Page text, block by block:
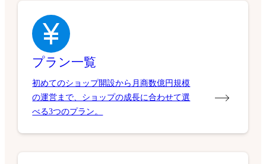
プラン一覧
初めてのショップ開設から月商数億円規模
の運営まで、ショップの成長に合わせて選
べる3つのプラン。